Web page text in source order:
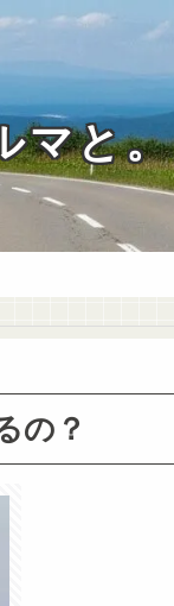
マと。
の？